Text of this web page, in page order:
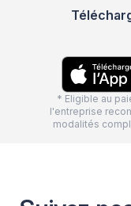
* Eligible au
l'entreprise
modalités